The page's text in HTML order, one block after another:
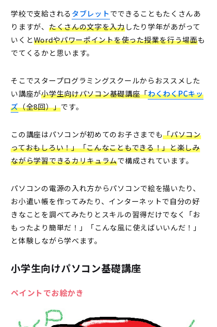
学校で支給されるタブレットでできることもたくさんあ
りますが、 たくさんの文字を入力したり学年があがって
いくとWordやパワーポイントを使った授業を行う場面も
でてくるかと思います。
そこでスタープログラミングスクールからおススメした
い講座が小学生向けパソコン基礎講座「わくわくPCキッ
ズ（全8回）」です。
この講座はパソコンが初めてのお子さまでも「パソコン
っておもしろい！」「こんなこともできる！」と楽しみ
ながら学習できるカリキュラムで構成されています。
パソコンの電源の入れ方からパソコンで絵を描いたり、
お小遣い帳を作ってみたり、インターネットで自分の好
きなことを調べてみたりとスキルの習得だけでなく「お
もったより簡単だ！」「こんな風に使えばいいんだ！」
と体験しながら学べます。
小学生向けパソコン基礎講座
ペイントでお絵かき